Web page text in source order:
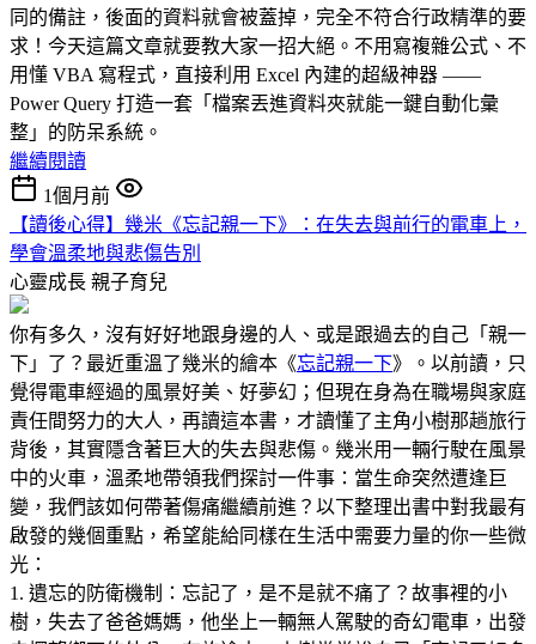
同的備註，後面的資料就會被蓋掉，完全不符合行政精準的要
求！今天這篇文章就要教大家一招大絕。不用寫複雜公式、不
用懂 VBA 寫程式，直接利用 Excel 內建的超級神器 ——
Power Query 打造一套「檔案丟進資料夾就能一鍵自動化彙
整」的防呆系統。
繼續閱讀
1個月前
【讀後心得】幾米《忘記親一下》：在失去與前行的電車上，
學會溫柔地與悲傷告別
心靈成長 親子育兒
你有多久，沒有好好地跟身邊的人、或是跟過去的自己「親一
下」了？最近重溫了幾米的繪本《忘記親一下》。以前讀，只
覺得電車經過的風景好美、好夢幻；但現在身為在職場與家庭
責任間努力的大人，再讀這本書，才讀懂了主角小樹那趟旅行
背後，其實隱含著巨大的失去與悲傷。幾米用一輛行駛在風景
中的火車，溫柔地帶領我們探討一件事：當生命突然遭逢巨
變，我們該如何帶著傷痛繼續前進？以下整理出書中對我最有
啟發的幾個重點，希望能給同樣在生活中需要力量的你一些微
光：
1. 遺忘的防衛機制：忘記了，是不是就不痛了？故事裡的小
樹，失去了爸爸媽媽，他坐上一輛無人駕駛的奇幻電車，出發